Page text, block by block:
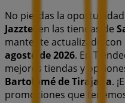
No pierdas la
Jazztel en las tiendas de
mantente actualizado
agosto de 2026. En
mejores tiendas y
Bartolomé de Tirajana.
promociones que